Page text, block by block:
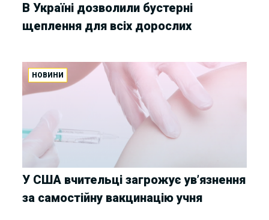
В Україні дозволили бустерні
щеплення для всіх дорослих
НОВИНИ
У США вчительці загрожує ув’язнення
за самостійну вакцинацію учня